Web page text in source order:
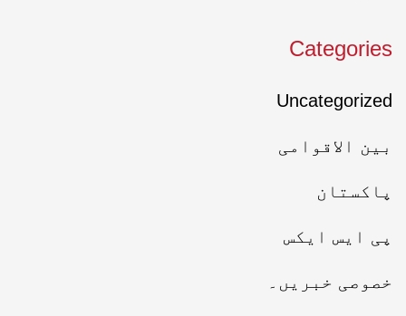
Categories
Uncategorized
بین الاقوامی
پاکستان
پی ایس ایکس
خصوصی خبریں۔